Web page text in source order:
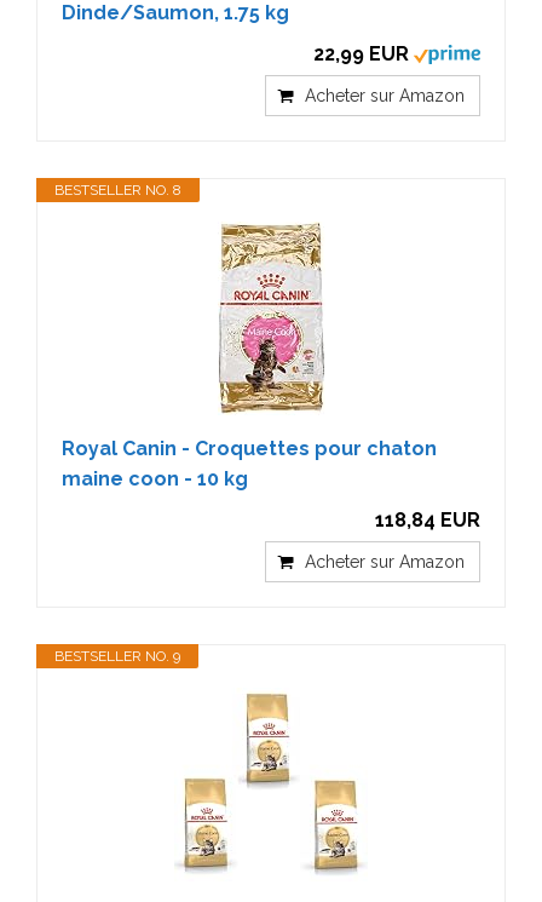
Dinde/Saumon, 1.75 kg
22,99 EUR
Acheter sur Amazon
BESTSELLER NO. 8
Royal Canin - Croquettes pour chaton
maine coon - 10 kg
118,84 EUR
Acheter sur Amazon
BESTSELLER NO. 9